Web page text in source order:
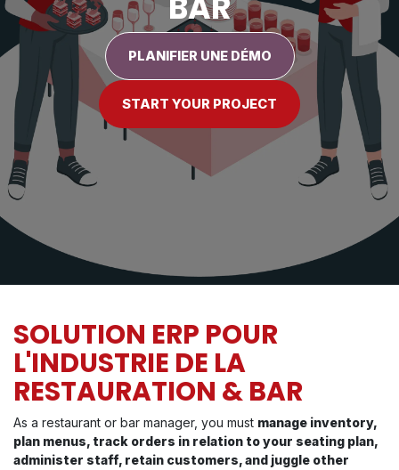
PLANIFIER UNE DÉMO
START YOUR PROJECT
SOLUTION ERP POUR
L'INDUSTRIE DE LA
RESTAURATION & BAR
As a restaurant or bar manager, you must manage inventory,
plan menus, track orders in relation to your seating plan,
administer staff, retain customers, and juggle other